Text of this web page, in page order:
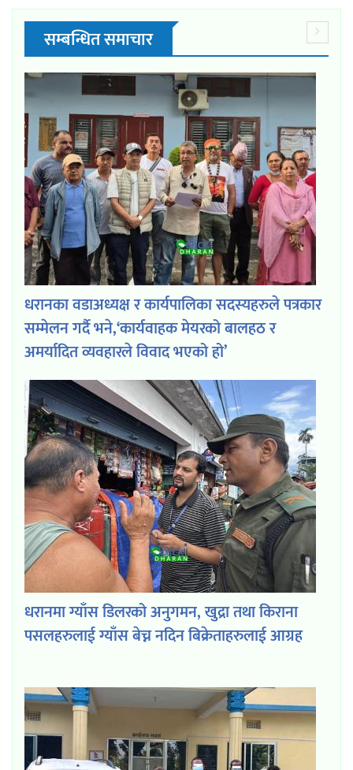
सम्बन्धित समाचार
धरानका वडाअध्यक्ष र कार्यपालिका सदस्यहरुले पत्रकार
सम्मेलन गर्दै भने,‘कार्यवाहक मेयरको बालहठ र
अमर्यादित व्यवहारले विवाद भएको हो’
धरानमा ग्याँस डिलरको अनुगमन, खुद्रा तथा किराना
पसलहरुलाई ग्याँस बेच्न नदिन बिक्रेताहरुलाई आग्रह